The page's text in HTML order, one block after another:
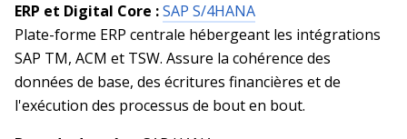
ERP et Digital Core :SAP S/4HANA
Plate-forme ERP centrale hébergeant les intégrations
SAP TM, ACM et TSW. Assure la cohérence des
données de base, des écritures financières et de
l'exécution des processus de bout en bout.